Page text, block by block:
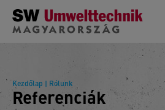
Skip to main content
Kezdőlap | Rólunk
Referenciák